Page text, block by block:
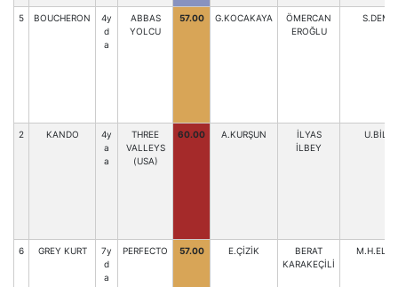
5 BOUCHERON
4y
d
a
ABBAS
YOLCU
57.00 G.KOCAKAYA
ÖMERCAN
EROĞLU
S.DEMİR
2 KANDO
4y
a
a
THREE
VALLEYS
(USA)
60.00 A.KURŞUN
İLYAS
İLBEY
U.BİLİK
6 GREY KURT
7y
d
a
PERFECTO 57.00 E.ÇİZİK
BERAT
KARAKEÇİLİ